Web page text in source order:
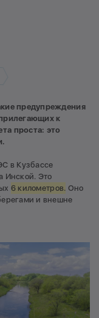
предупреждения
к
проста: это
в Кузбассе
Инской. Это
6 километров. Оно
и внешне